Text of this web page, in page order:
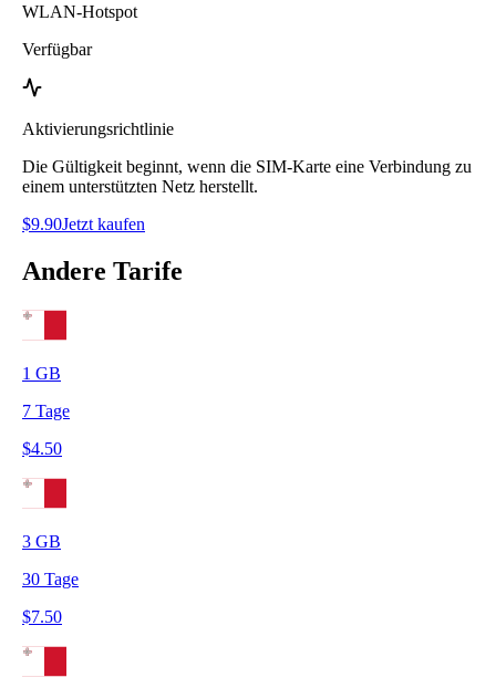
WLAN-Hotspot
Verfügbar
Aktivierungsrichtlinie
Die Gültigkeit beginnt, wenn die SIM-Karte eine Verbindung zu
einem unterstützten Netz herstellt.
$9.90Jetzt kaufen
Andere Tarife
1 GB
7 Tage
$4.50
3 GB
30 Tage
$7.50